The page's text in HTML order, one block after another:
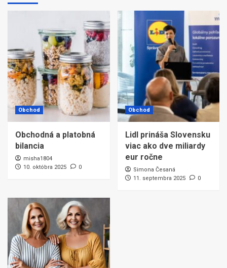
Obchod
Obchodná a platobná
bilancia
misha1804
10. októbra 2025
0
Obchod
Lidl prináša Slovensku
viac ako dve miliardy
eur ročne
Simona Česaná
11. septembra 2025
0